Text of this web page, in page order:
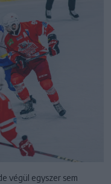
végül egyszer sem